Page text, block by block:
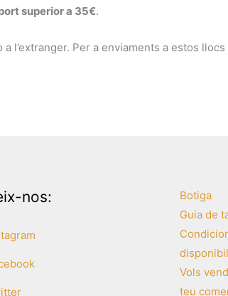
superior a 35€.
Per a enviaments a estos llocs
nos:
Botiga
Guia de
Vols
teu